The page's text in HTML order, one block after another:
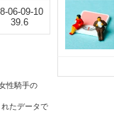
06-09-10
39.6
性騎手の
たデータで